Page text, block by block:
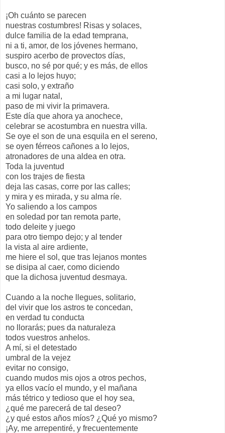
¡Oh cuánto se parecen
nuestras costumbres! Risas y solaces,
dulce familia de la edad temprana,
ni a ti, amor, de los jóvenes hermano,
suspiro acerbo de provectos días,
busco, no sé por qué; y es más, de ellos
casi a lo lejos huyo;
casi solo, y extraño
a mi lugar natal,
paso de mi vivir la primavera.
Este día que ahora ya anochece,
celebrar se acostumbra en nuestra villa.
Se oye el son de una esquila en el sereno,
se oyen férreos cañones a lo lejos,
atronadores de una aldea en otra.
Toda la juventud
con los trajes de fiesta
deja las casas, corre por las calles;
y mira y es mirada, y su alma ríe.
Yo saliendo a los campos
en soledad por tan remota parte,
todo deleite y juego
para otro tiempo dejo; y al tender
la vista al aire ardiente,
me hiere el sol, que tras lejanos montes
se disipa al caer, como diciendo
que la dichosa juventud desmaya.
Cuando a la noche llegues, solitario,
del vivir que los astros te concedan,
en verdad tu conducta
no llorarás; pues da naturaleza
todos vuestros anhelos.
A mí, si el detestado
umbral de la vejez
evitar no consigo,
cuando mudos mis ojos a otros pechos,
ya ellos vacío el mundo, y el mañana
más tétrico y tedioso que el hoy sea,
¿qué me parecerá de tal deseo?
¿y qué estos años míos? ¿Qué yo mismo?
¡Ay, me arrepentiré, y frecuentemente